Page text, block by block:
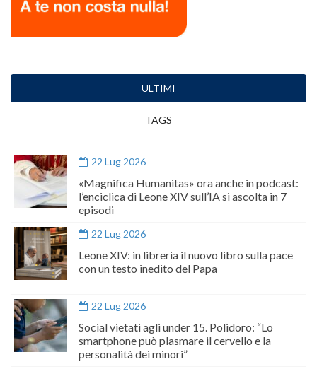
ULTIMI
TAGS
22 Lug 2026
«Magnifica Humanitas» ora anche in podcast:
l’enciclica di Leone XIV sull’IA si ascolta in 7
episodi
22 Lug 2026
Leone XIV: in libreria il nuovo libro sulla pace
con un testo inedito del Papa
22 Lug 2026
Social vietati agli under 15. Polidoro: “Lo
smartphone può plasmare il cervello e la
personalità dei minori”